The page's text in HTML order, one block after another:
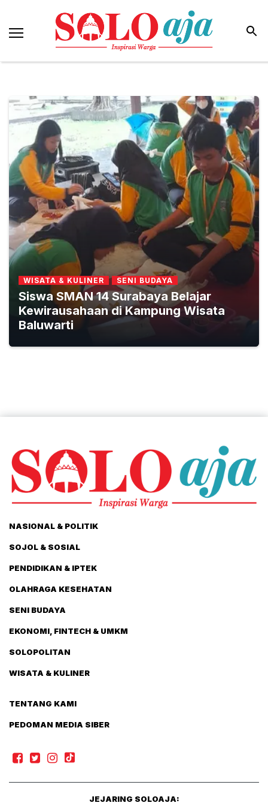
WISATA & KULINER SENI BUDAYA
Siswa SMAN 14 Surabaya Belajar
Kewirausahaan di Kampung Wisata
Baluwarti
NASIONAL & POLITIK
SOJOL & SOSIAL
PENDIDIKAN & IPTEK
OLAHRAGA KESEHATAN
SENI BUDAYA
EKONOMI, FINTECH & UMKM
SOLOPOLITAN
WISATA & KULINER
TENTANG KAMI
PEDOMAN MEDIA SIBER
JEJARING SOLOAJA: